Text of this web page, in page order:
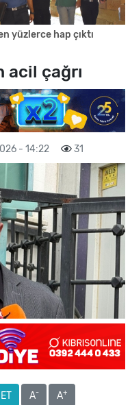
yüzlerce hap çıktı
çağrı
- 14:22 31
A- A+